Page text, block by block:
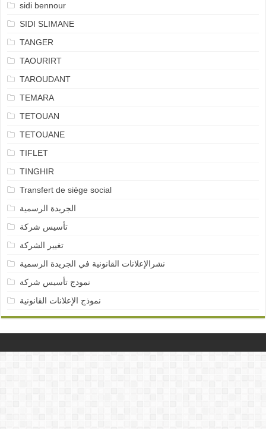
sidi bennour
SIDI SLIMANE
TANGER
TAOURIRT
TAROUDANT
TEMARA
TETOUAN
TETOUANE
TIFLET
TINGHIR
Transfert de siège social
الجريدة الرسمية
تأسيس شركة
تغيير الشركة
نشرالإعلانات القانونية في الجريدة الرسمية
نمودج تأسيس شركة
نموذج الإعلانات القانونية